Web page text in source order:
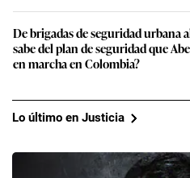
De brigadas de seguridad urbana
sabe del plan de seguridad que
en marcha en Colombia?
Lo último en Justicia